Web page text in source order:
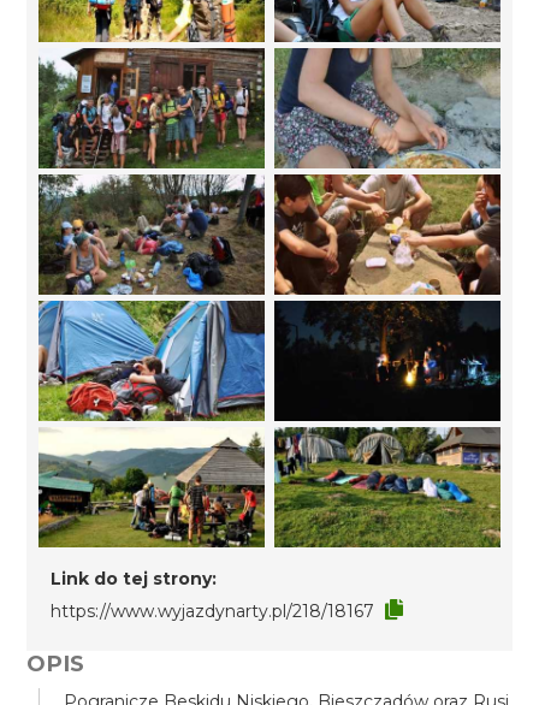
Link do tej strony:
https://www.wyjazdynarty.pl/218/18167
OPIS